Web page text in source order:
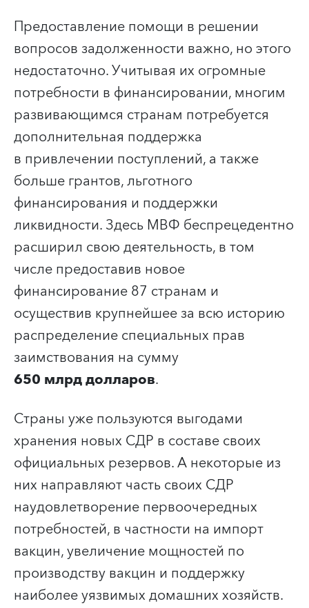
Предоставление помощи в решении
вопросов задолженности важно, но этого
недостаточно. Учитывая их огромные
потребности в финансировании, многим
развивающимся странам потребуется
дополнительная поддержка
в привлечении поступлений, а также
больше грантов, льготного
финансирования и поддержки
ликвидности. Здесь МВФ беспрецедентно
расширил свою деятельность, в том
числе предоставив новое
финансирование 87 странам и
осуществив крупнейшее за всю историю
распределение специальных прав
заимствования на сумму
650 млрд долларов.
Страны уже пользуются выгодами
хранения новых СДР в составе своих
официальных резервов. А некоторые из
них направляют часть своих СДР
наудовлетворение первоочередных
потребностей, в частности на импорт
вакцин, увеличение мощностей по
производству вакцин и поддержку
наиболее уязвимых домашних хозяйств.